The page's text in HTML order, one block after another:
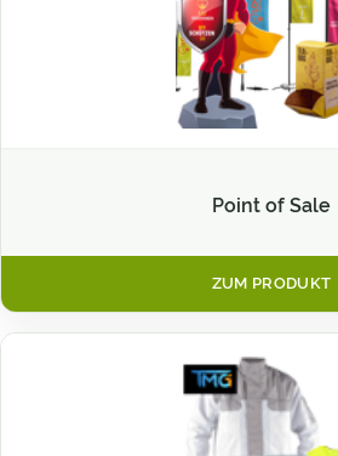
Point of Sale
ZUM PRODUKT